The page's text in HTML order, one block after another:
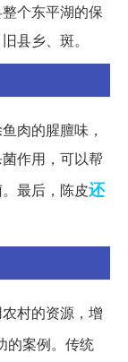
个东平湖的保
县乡、斑。
肉的腥膻味，
作用，可以帮
最后，陈皮还
村的资源，增
的案例。传统